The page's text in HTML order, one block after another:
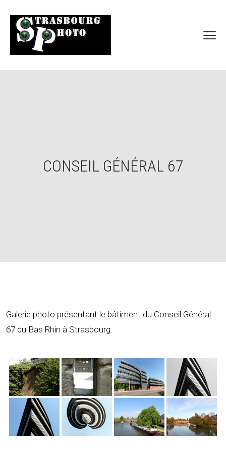
CONSEIL GÉNÉRAL 67
Galerie photo présentant le bâtiment du Conseil Général
67 du Bas Rhin à Strasbourg.